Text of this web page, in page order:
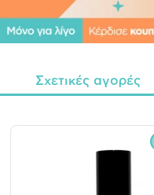
Σχετικές αγορές